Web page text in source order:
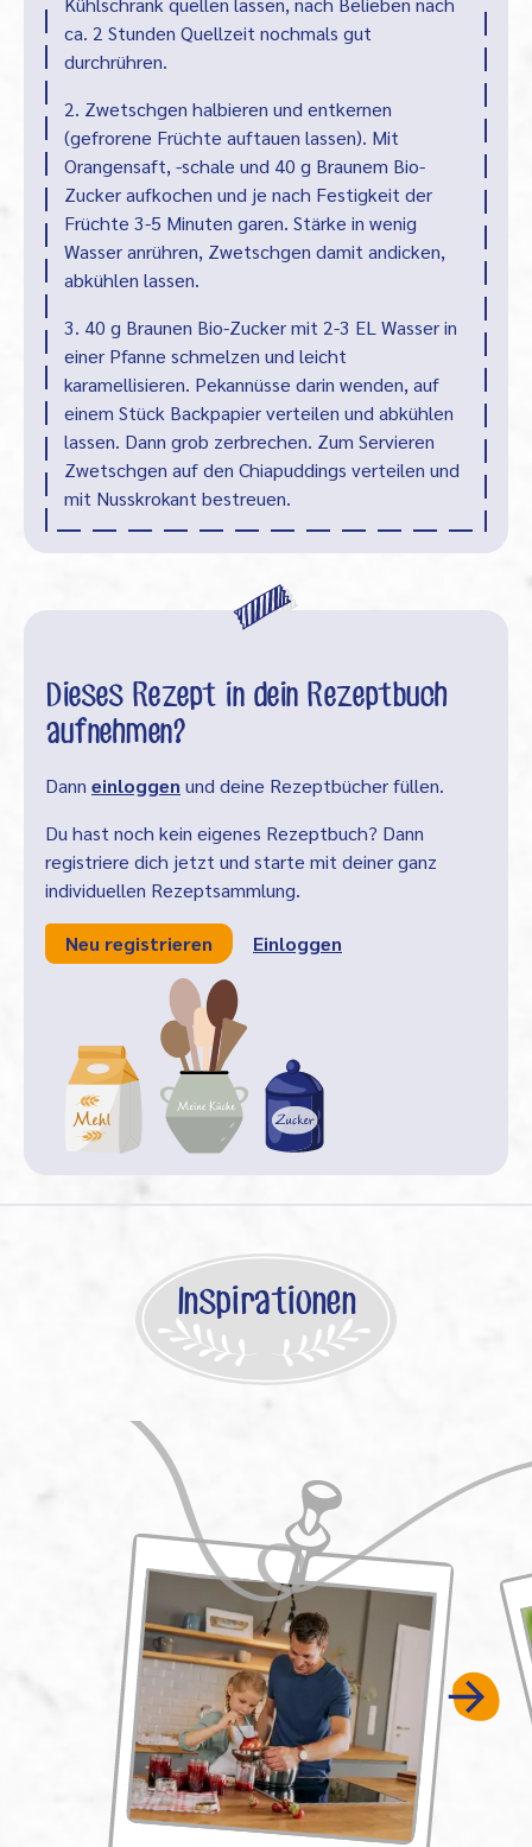
ca. 2 Stunden Quellzeit nochmals gut
durchrühren.
2. Zwetschgen halbieren und entkernen
(gefrorene Früchte auftauen lassen). Mit
Orangensaft, -schale und 40 g Braunem Bio-
Zucker aufkochen und je nach Festigkeit der
Früchte 3-5 Minuten garen. Stärke in wenig
Wasser anrühren, Zwetschgen damit andicken,
abkühlen lassen.
3. 40 g Braunen Bio-Zucker mit 2-3 EL Wasser in
einer Pfanne schmelzen und leicht
karamellisieren. Pekannüsse darin wenden, auf
einem Stück Backpapier verteilen und abkühlen
lassen. Dann grob zerbrechen. Zum Servieren
Zwetschgen auf den Chiapuddings verteilen und
mit Nusskrokant bestreuen.
Dieses Rezept in dein Rezeptbuch
aufnehmen?
Dann einloggen und deine Rezeptbücher füllen.
Du hast noch kein eigenes Rezeptbuch? Dann
registriere dich jetzt und starte mit deiner ganz
individuellen Rezeptsammlung.
Neu registrieren Einloggen
Inspirationen